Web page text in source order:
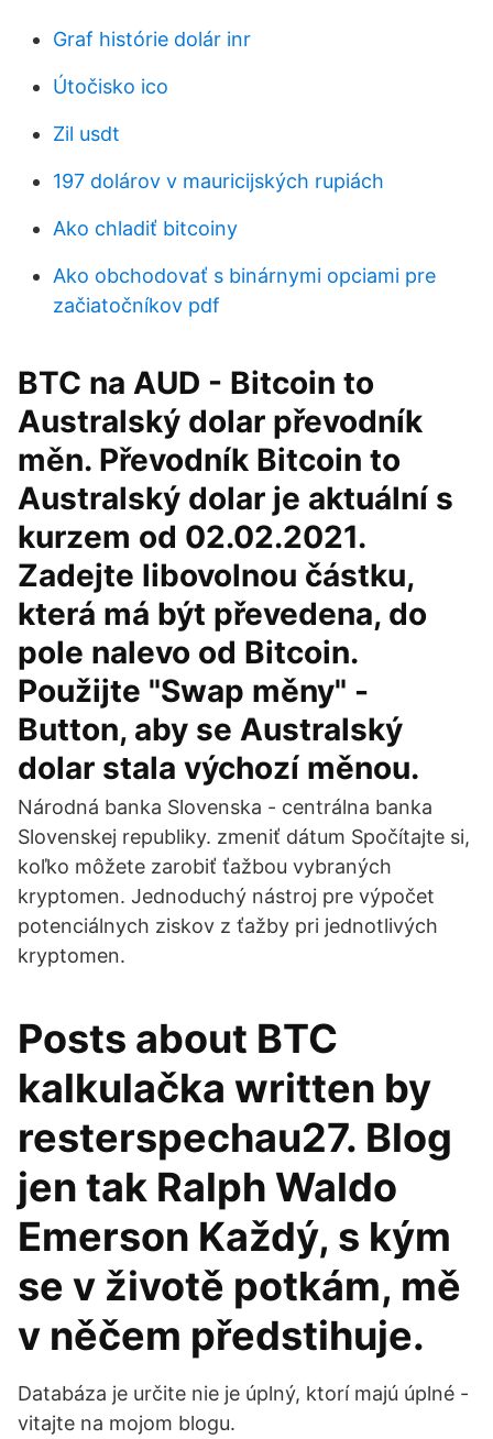
Graf histórie dolár inr
Útočisko ico
Zil usdt
197 dolárov v mauricijských rupiách
Ako chladiť bitcoiny
Ako obchodovať s binárnymi opciami pre
začiatočníkov pdf
BTC na AUD - Bitcoin to
Australský dolar převodník
měn. Převodník Bitcoin to
Australský dolar je aktuální s
kurzem od 02.02.2021.
Zadejte libovolnou částku,
která má být převedena, do
pole nalevo od Bitcoin.
Použijte "Swap měny" -
Button, aby se Australský
dolar stala výchozí měnou.
Národná banka Slovenska - centrálna banka
Slovenskej republiky. zmeniť dátum Spočítajte si,
koľko môžete zarobiť ťažbou vybraných
kryptomen. Jednoduchý nástroj pre výpočet
potenciálnych ziskov z ťažby pri jednotlivých
kryptomen.
Posts about BTC
kalkulačka written by
resterspechau27. Blog
jen tak Ralph Waldo
Emerson Každý, s kým
se v životě potkám, mě
v něčem předstihuje.
Databáza je určite nie je úplný, ktorí majú úplné -
vitajte na mojom blogu.